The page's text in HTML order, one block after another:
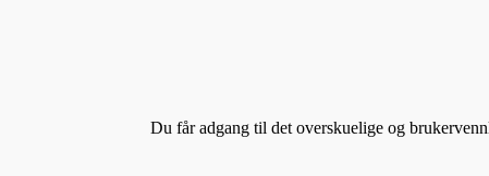
Du får adgang til det overskuelige og